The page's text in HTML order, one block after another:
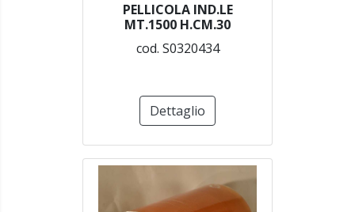
PELLICOLA IND.LE
MT.1500 H.CM.30
cod. S0320434
Dettaglio